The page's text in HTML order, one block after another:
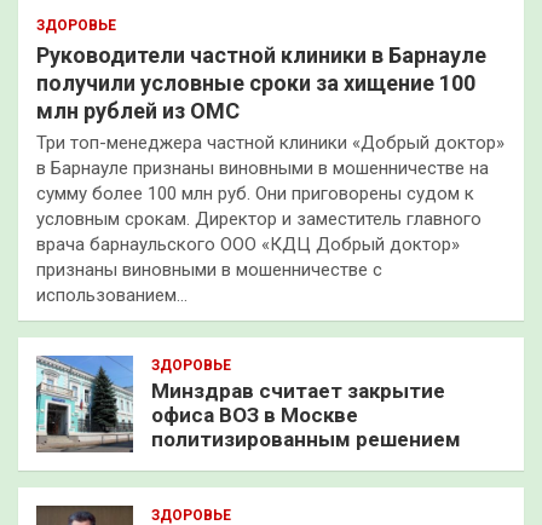
ЗДОРОВЬЕ
Руководители частной клиники в Барнауле
получили условные сроки за хищение 100
млн рублей из ОМС
Три топ-менеджера частной клиники «Добрый доктор»
в Барнауле признаны виновными в мошенничестве на
сумму более 100 млн руб. Они приговорены судом к
условным срокам. Директор и заместитель главного
врача барнаульского ООО «КДЦ Добрый доктор»
признаны виновными в мошенничестве с
использованием…
ЗДОРОВЬЕ
Минздрав считает закрытие
офиса ВОЗ в Москве
политизированным решением
ЗДОРОВЬЕ